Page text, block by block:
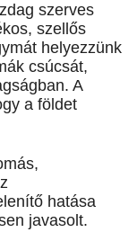
szerves
szellős
helyezzünk
csúcsát,
A
a földet
hatása
javasolt.